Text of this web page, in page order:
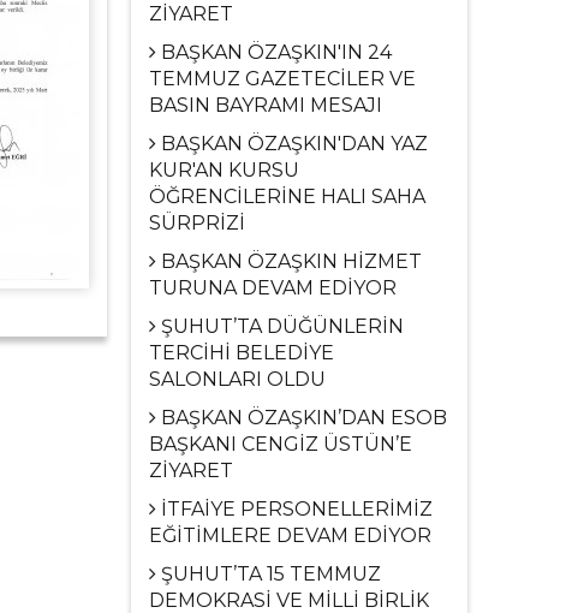
ZİYARET
BAŞKAN ÖZAŞKIN'IN 24
TEMMUZ GAZETECİLER VE
BASIN BAYRAMI MESAJI
BAŞKAN ÖZAŞKIN'DAN YAZ
KUR'AN KURSU
ÖĞRENCİLERİNE HALI SAHA
SÜRPRİZİ
BAŞKAN ÖZAŞKIN HİZMET
TURUNA DEVAM EDİYOR
ŞUHUT’TA DÜĞÜNLERİN
TERCİHİ BELEDİYE
SALONLARI OLDU
BAŞKAN ÖZAŞKIN’DAN ESOB
BAŞKANI CENGİZ ÜSTÜN’E
ZİYARET
İTFAİYE PERSONELLERİMİZ
EĞİTİMLERE DEVAM EDİYOR
ŞUHUT’TA 15 TEMMUZ
DEMOKRASİ VE MİLLİ BİRLİK